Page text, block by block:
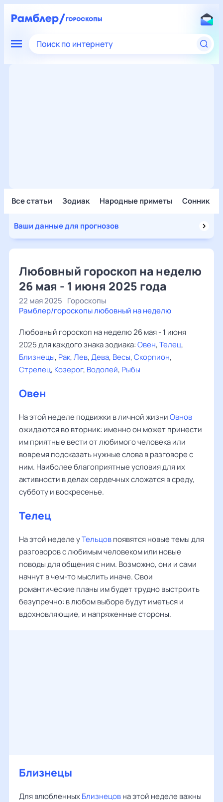
Поиск по интернету
Все статьи Зодиак Народные приметы Сонник
Ваши данные для прогнозов
Любовный гороскоп на неделю
26 мая - 1 июня 2025 года
22 мая 2025 Гороскопы
Рамблер/гороскопы любовный на неделю
Любовный гороскоп на неделю 26 мая - 1 июня
2025 для каждого знака зодиака:Овен,Телец,
Близнецы, Рак,Лев,Дева, Весы,Скорпион,
Стрелец, Козерог, Водолей, Рыбы
Овен
На этой неделе подвижки в личной жизниОвнов
ожидаются во вторник: именно он может принести
им приятные вести от любимого человека или
вовремя подсказать нужные слова в разговоре с
ним. Наиболее благоприятные условия для их
активности в делах сердечных сложатся в среду,
субботу и воскресенье.
Телец
На этой неделе уТельцовпоявятся новые темы для
разговоров с любимым человеком или новые
поводы для общения с ним. Возможно, они и сами
начнут в чем-то мыслить иначе. Свои
романтические планы им будет трудно выстроить
безупречно: в любом выборе будут иметься и
вдохновляющие, и напряженные стороны.
Близнецы
Для влюбленныхБлизнецовна этой неделе важны